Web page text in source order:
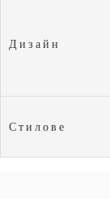
Дизайн
Стилове